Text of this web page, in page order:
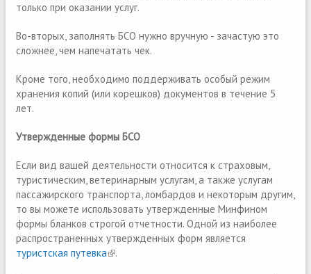
только при оказании услуг.
Во-вторых, заполнять БСО нужно вручную - зачастую это
сложнее, чем напечатать чек.
Кроме того, необходимо поддерживать особый режим
хранения копий (или корешков) документов в течение 5
лет.
Утвержденные формы БСО
Если вид вашей деятельности относится к страховым,
туристическим, ветеринарным услугам, а также услугам
пассажирского транспорта, ломбардов и некоторым другим,
то вы можете использовать утвержденные Минфином
формы бланков строгой отчетности. Одной из наиболее
распространенных утвержденных форм является
туристская путевка(link is external)
.